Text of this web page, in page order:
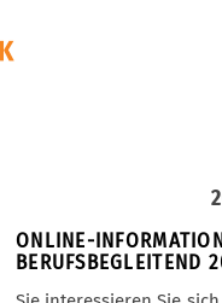
ONLINE-
BERUFSBEGLEITEND